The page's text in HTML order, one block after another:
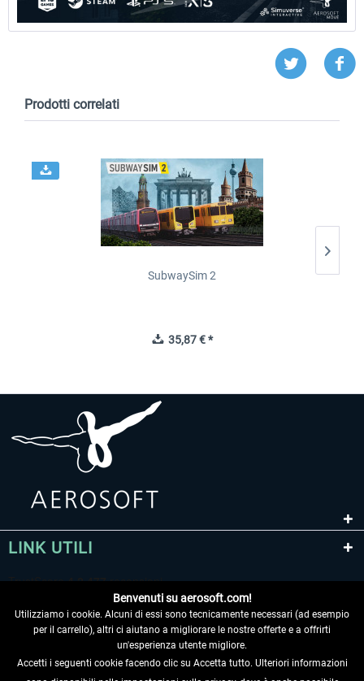
Prodotti correlati
SubwaySim 2
35,87 € *
LINK UTILI
Benvenuti su aerosoft.com!
Utilizziamo i cookie. Alcuni di essi sono tecnicamente necessari (ad esempio
per il carrello), altri ci aiutano a migliorare le nostre offerte e a offrirti
un'esperienza utente migliore.
Accetti i seguenti cookie facendo clic su Accetta tutto. Ulteriori informazioni